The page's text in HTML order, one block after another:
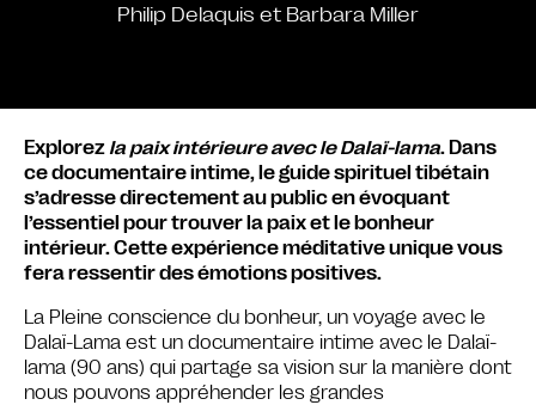
Philip Delaquis et Barbara Miller
Explorezla paix intérieure avec le Dalaï-lama. Dans
ce documentaire intime, le guide spirituel tibétain
s’adresse directement au public en évoquant
l’essentiel pour trouver la paix et le bonheur
intérieur. Cette expérience méditative unique vous
fera ressentir des émotions positives.
La Pleine conscience du bonheur, un voyage avec le
Dalaï-Lama est un documentaire intime avec le Dalaï-
lama (90 ans) qui partage sa vision sur la manière dont
nous pouvons appréhender les grandes